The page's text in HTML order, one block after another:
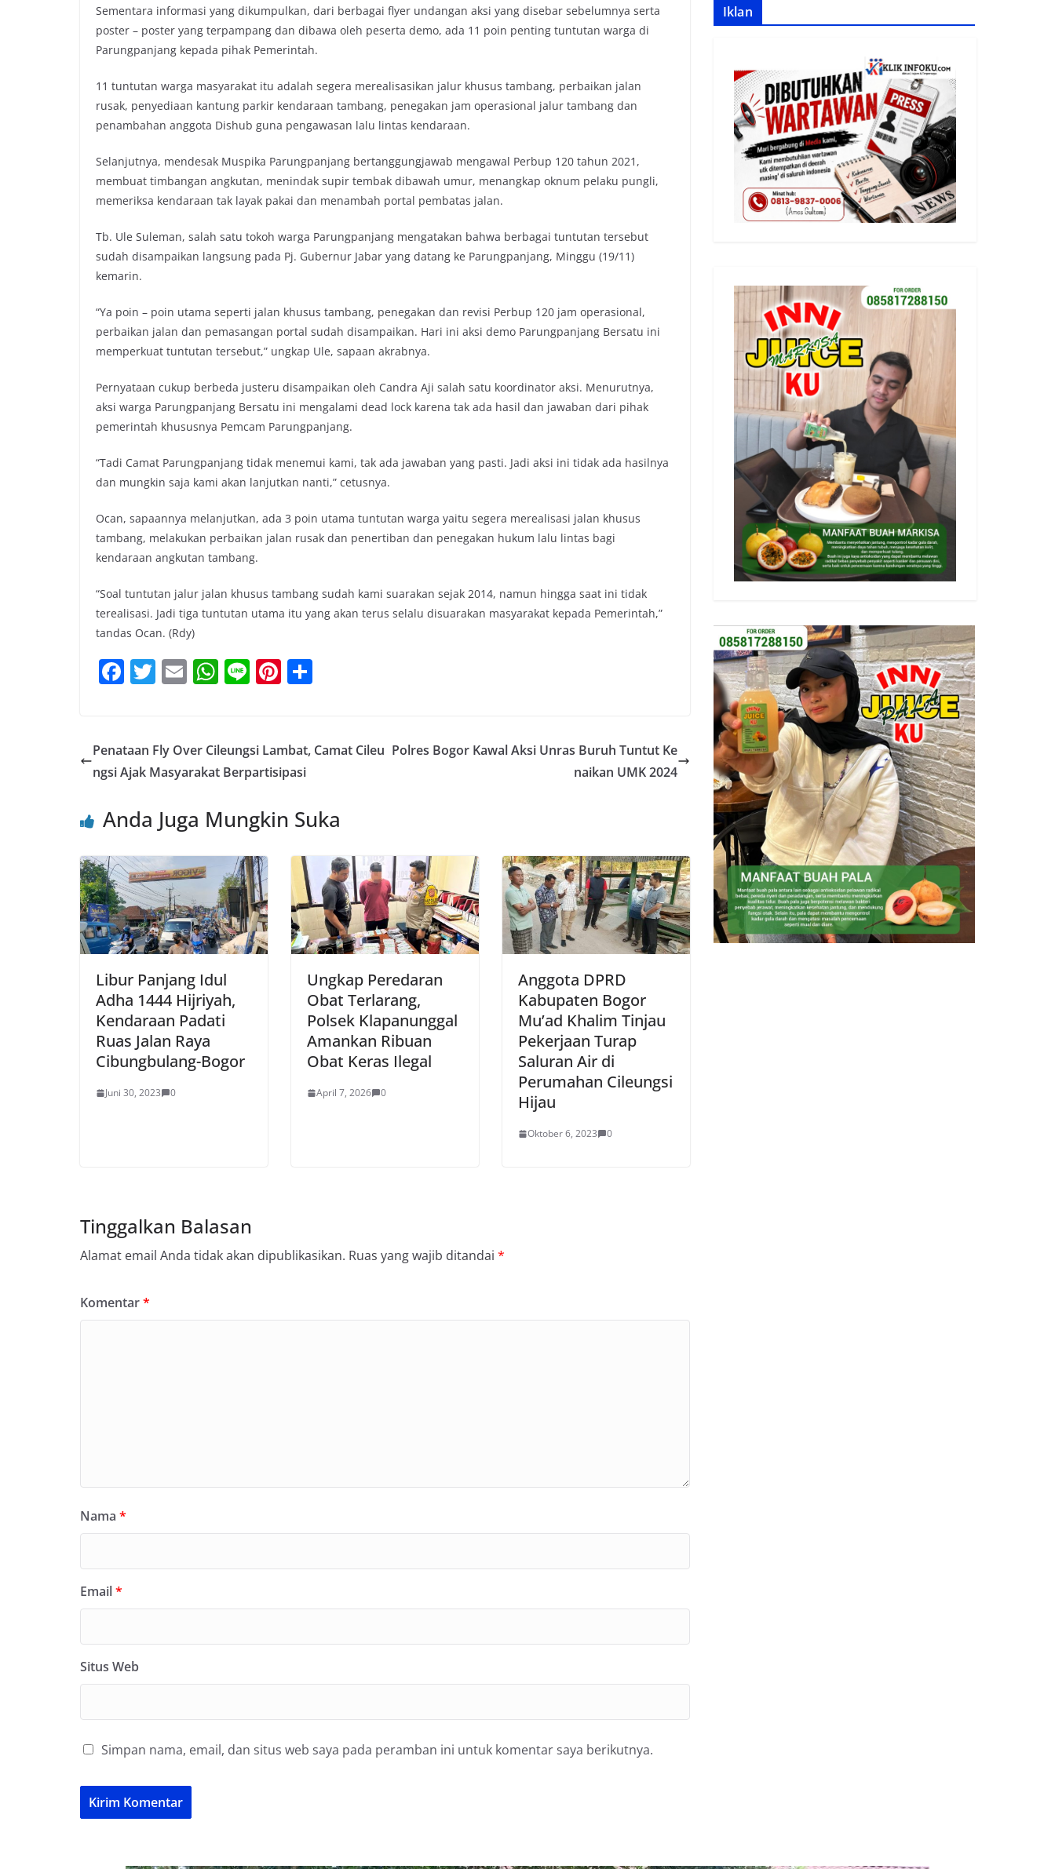
Sementara informasi yang dikumpulkan, dari berbagai flyer undangan aksi yang disebar sebelumnya serta
poster – poster yang terpampang dan dibawa oleh peserta demo, ada 11 poin penting tuntutan warga di
Parungpanjang kepada pihak Pemerintah.
11 tuntutan warga masyarakat itu adalah segera merealisasikan jalur khusus tambang, perbaikan jalan
rusak, penyediaan kantung parkir kendaraan tambang, penegakan jam operasional jalur tambang dan
penambahan anggota Dishub guna pengawasan lalu lintas kendaraan.
Selanjutnya, mendesak Muspika Parungpanjang bertanggungjawab mengawal Perbup 120 tahun 2021,
membuat timbangan angkutan, menindak supir tembak dibawah umur, menangkap oknum pelaku pungli,
memeriksa kendaraan tak layak pakai dan menambah portal pembatas jalan.
Tb. Ule Suleman, salah satu tokoh warga Parungpanjang mengatakan bahwa berbagai tuntutan tersebut
sudah disampaikan langsung pada Pj. Gubernur Jabar yang datang ke Parungpanjang, Minggu (19/11)
kemarin.
“Ya poin – poin utama seperti jalan khusus tambang, penegakan dan revisi Perbup 120 jam operasional,
perbaikan jalan dan pemasangan portal sudah disampaikan. Hari ini aksi demo Parungpanjang Bersatu ini
memperkuat tuntutan tersebut,” ungkap Ule, sapaan akrabnya.
Pernyataan cukup berbeda justeru disampaikan oleh Candra Aji salah satu koordinator aksi. Menurutnya,
aksi warga Parungpanjang Bersatu ini mengalami dead lock karena tak ada hasil dan jawaban dari pihak
pemerintah khususnya Pemcam Parungpanjang.
“Tadi Camat Parungpanjang tidak menemui kami, tak ada jawaban yang pasti. Jadi aksi ini tidak ada hasilnya
dan mungkin saja kami akan lanjutkan nanti,” cetusnya.
Ocan, sapaannya melanjutkan, ada 3 poin utama tuntutan warga yaitu segera merealisasi jalan khusus
tambang, melakukan perbaikan jalan rusak dan penertiban dan penegakan hukum lalu lintas bagi
kendaraan angkutan tambang.
“Soal tuntutan jalur jalan khusus tambang sudah kami suarakan sejak 2014, namun hingga saat ini tidak
terealisasi. Jadi tiga tuntutan utama itu yang akan terus selalu disuarakan masyarakat kepada Pemerintah,”
tandas Ocan. (Rdy)
F
e
b
o
k
T
er
E
l
W
s
A
p
Li Pi
e
st
e
Penataan Fly Over Cileungsi Lambat, Camat Cileu
ngsi Ajak Masyarakat Berpartisipasi
Polres Bogor Kawal Aksi Unras Buruh Tuntut Ke
naikan UMK 2024
Anda Juga Mungkin Suka
Libur Panjang Idul
Adha 1444 Hijriyah,
Kendaraan Padati
Ruas Jalan Raya
Cibungbulang-Bogor
Juni 30, 2023 0
Ungkap Peredaran
Obat Terlarang,
Polsek Klapanunggal
Amankan Ribuan
Obat Keras Ilegal
April 7, 2026 0
Anggota DPRD
Kabupaten Bogor
Mu’ad Khalim Tinjau
Pekerjaan Turap
Saluran Air di
Perumahan Cileungsi
Hijau
Oktober 6, 2023 0
Tinggalkan Balasan
Alamat email Anda tidak akan dipublikasikan. Ruas yang wajib ditandai *
Komentar*
Nama *
Email*
Situs Web
Simpan nama, email, dan situs web saya pada peramban ini untuk komentar saya berikutnya.
Iklan